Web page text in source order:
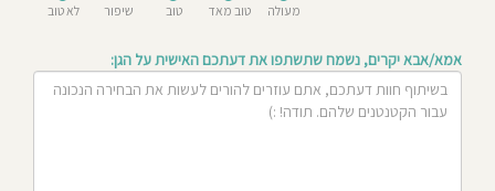
מעולה טוב מאד טוב
שיפור
לא טוב
אמא/אבא יקרים, נשמח שתשתפו את דעתכם האישית על הגן: